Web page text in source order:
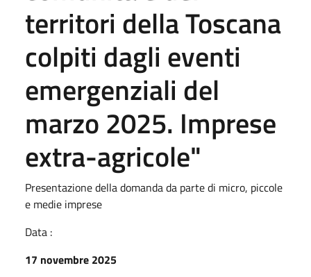
territori della Toscana
colpiti dagli eventi
emergenziali del
marzo 2025. Imprese
extra-agricole"
Presentazione della domanda da parte di micro, piccole
e medie imprese
Data :
17 novembre 2025